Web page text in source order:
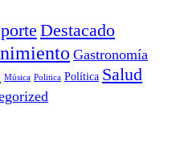
Destacado
Gastronomía
Música Politica Política Salud